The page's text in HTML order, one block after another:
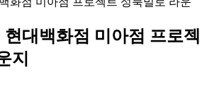
대백화점 미아점 프로젝
지